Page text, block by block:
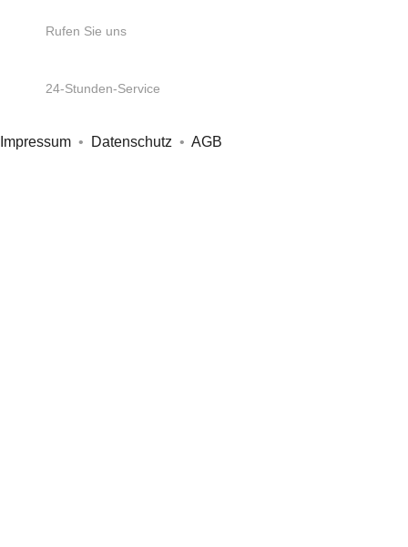
Rufen Sie uns
24-Stunden-Service
Impressum • Datenschutz • AGB